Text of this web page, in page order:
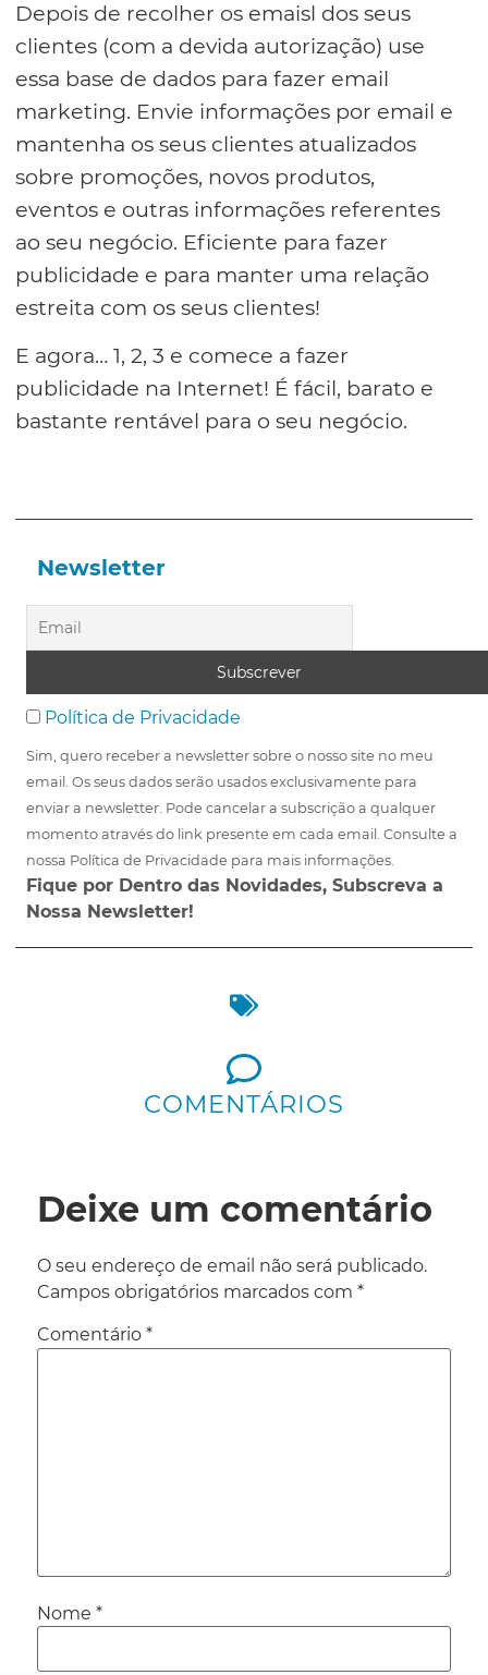
Depois de recolher os emaisl dos seus
clientes (com a devida autorização) use
essa base de dados para fazer email
marketing. Envie informações por email e
mantenha os seus clientes atualizados
sobre promoções, novos produtos,
eventos e outras informações referentes
ao seu negócio. Eficiente para fazer
publicidade e para manter uma relação
estreita com os seus clientes!
E agora… 1, 2, 3 e comece a fazer
publicidade na Internet! É fácil, barato e
bastante rentável para o seu negócio.
Newsletter
Política de Privacidade
Sim, quero receber a newsletter sobre o nosso site no meu
email. Os seus dados serão usados exclusivamente para
enviar a newsletter. Pode cancelar a subscrição a qualquer
momento através do link presente em cada email. Consulte a
nossa Política de Privacidade para mais informações.
Fique por Dentro das Novidades, Subscreva a
Nossa Newsletter!
COMENTÁRIOS
Deixe um comentário
O seu endereço de email não será publicado.
Campos obrigatórios marcados com *
Comentário *
Nome *